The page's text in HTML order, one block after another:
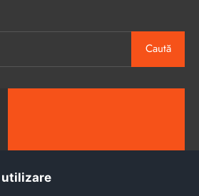
Caută
informatizată, calitativă și accesibilă
utilizare